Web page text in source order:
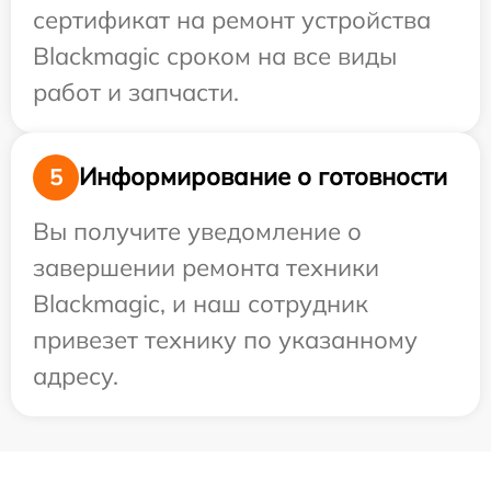
сертификат на ремонт устройства
Blackmagic сроком на все виды
работ и запчасти.
5
Информирование о готовности
Вы получите уведомление о
завершении ремонта техники
Blackmagic, и наш сотрудник
привезет технику по указанному
адресу.